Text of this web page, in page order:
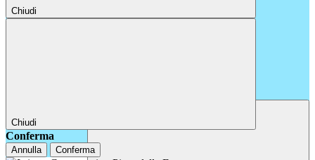
Chiudi
Chiudi
Conferma
Annulla Conferma